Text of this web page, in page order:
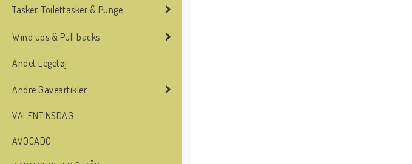
Tasker, Toilettasker & Punge
Wind ups & Pull backs
Andet Legetøj
Andre Gaveartikler
VALENTINSDAG
AVOCADO